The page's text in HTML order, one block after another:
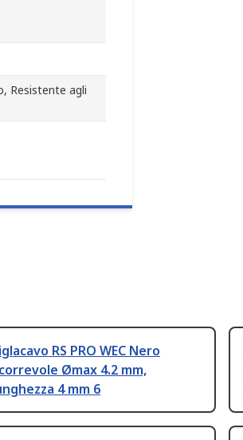
Resistente agli
RS PRO WEC Nero
Ømax 4.2 mm,
4 mm 6